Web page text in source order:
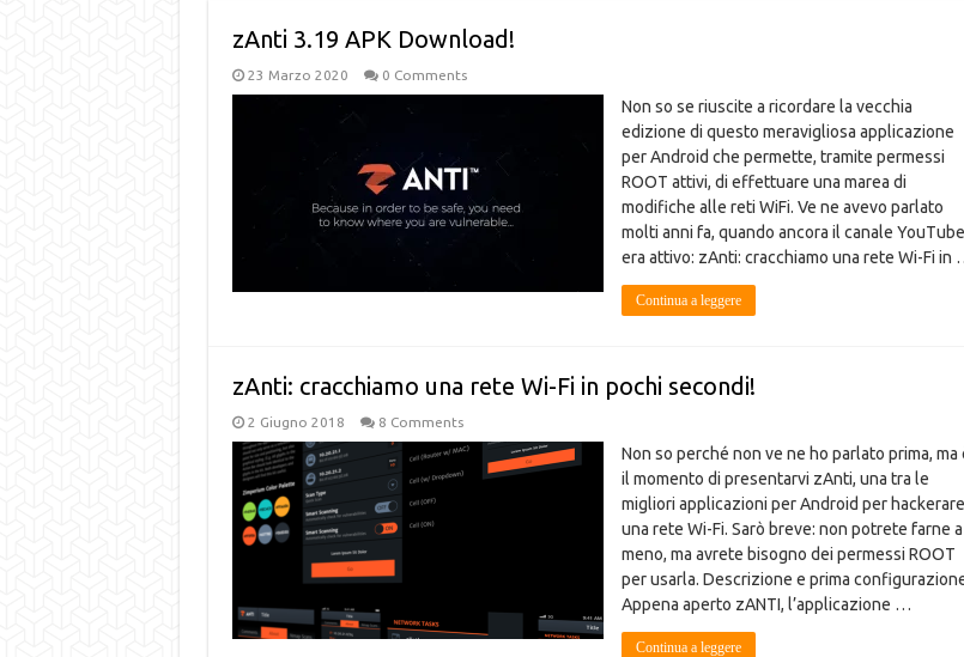
zAnti 3.19 APK Download!
23 Marzo 2020 0 Comments
Non so se riuscite a ricordare la vecchia
edizione di questo meravigliosa applicazione
per Android che permette, tramite permessi
ROOT attivi, di effettuare una marea di
modifiche alle reti WiFi. Ve ne avevo parlato
molti anni fa, quando ancora il canale YouTube
era attivo: zAnti: cracchiamo una rete Wi-Fi in
Continua a leggere
zAnti: cracchiamo una rete Wi-Fi in pochi secondi!
2 Giugno 2018 8 Comments
Non so perché non ve ne ho parlato prima, ma
il momento di presentarvi zAnti, una tra le
migliori applicazioni per Android per hackerare
una rete Wi-Fi. Sarò breve: non potrete farne a
meno, ma avrete bisogno dei permessi ROOT
per usarla. Descrizione e prima
Appena aperto zANTI, l’applicazione …
Continua a leggere